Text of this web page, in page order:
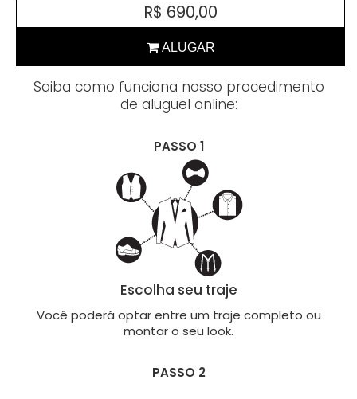
R$ 690,00
Saiba como funciona nosso procedimento
de aluguel online:
PASSO 1
Escolha seu traje
Você poderá optar entre um traje completo ou
montar o seu look.
PASSO 2